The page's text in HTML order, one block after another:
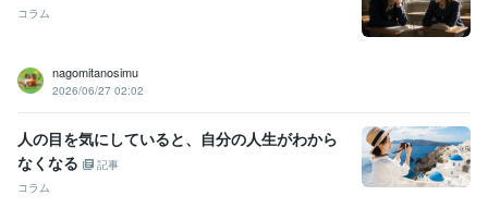
コラム
nagomitanosimu
2026/06/27 02:02
人の目を気にしていると、自分の人生がわから
なくなる
記事
コラム